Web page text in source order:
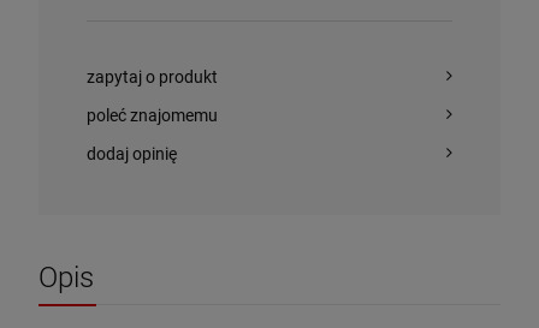
45x90
1 980,00 zł
Najniższa cena:
ECO
2 637,00 zł
zapytaj o produkt
poleć znajomemu
dodaj opinię
Opis